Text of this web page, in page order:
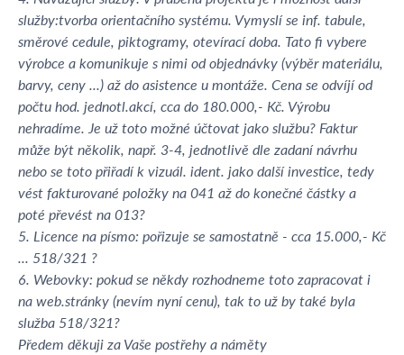
služby:tvorba orientačního systému. Vymyslí se inf. tabule,
směrové cedule, piktogramy, otevírací doba. Tato fi vybere
výrobce a komunikuje s nimi od objednávky (výběr materiálu,
barvy, ceny ...) až do asistence u montáže. Cena se odvíjí od
počtu hod. jednotl.akcí, cca do 180.000,- Kč. Výrobu
nehradíme. Je už toto možné účtovat jako službu? Faktur
může být několik, např. 3-4, jednotlivě dle zadaní návrhu
nebo se toto přiřadí k vizuál. ident. jako další investice, tedy
vést fakturované položky na 041 až do konečné částky a
poté převést na 013?
5. Licence na písmo: pořizuje se samostatně - cca 15.000,- Kč
... 518/321 ?
6. Webovky: pokud se někdy rozhodneme toto zapracovat i
na web.stránky (nevím nyní cenu), tak to už by také byla
služba 518/321?
Předem děkuji za Vaše postřehy a náměty